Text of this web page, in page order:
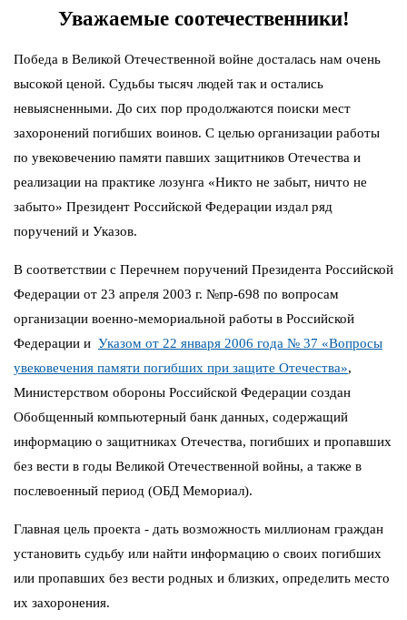
Уважаемые соотечественники!
Победа в Великой Отечественной войне досталась нам очень
высокой ценой. Судьбы тысяч людей так и остались
невыясненными. До сих пор продолжаются поиски мест
захоронений погибших воинов. С целью организации работы
по увековечению памяти павших защитников Отечества и
реализации на практике лозунга «Никто не забыт, ничто не
забыто» Президент Российской Федерации издал ряд
поручений и Указов.
В соответствии с Перечнем поручений Президента Российской
Федерации от 23 апреля 2003 г. №пр-698 по вопросам
организации военно-мемориальной работы в Российской
Федерации и Указом от 22 января 2006 года № 37 «Вопросы
увековечения памяти погибших при защите Отечества»,
Министерством обороны Российской Федерации создан
Обобщенный компьютерный банк данных, содержащий
информацию о защитниках Отечества, погибших и пропавших
без вести в годы Великой Отечественной войны, а также в
послевоенный период (ОБД Мемориал).
Главная цель проекта - дать возможность миллионам граждан
установить судьбу или найти информацию о своих погибших
или пропавших без вести родных и близких, определить место
их захоронения.